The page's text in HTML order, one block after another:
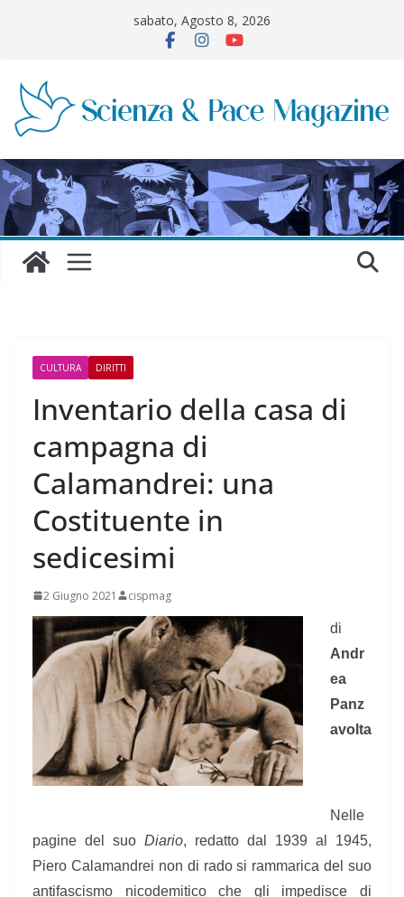
sabato, Agosto 8, 2026
CULTURA DIRITTI
​Inventario della casa di
campagna di
Calamandrei: una
Costituente in
sedicesimi
2 Giugno 2021 cispmag
di
Andr
ea
Panz
avolta
Nelle
pagine del suo Diario, redatto dal 1939 al 1945,
Piero Calamandrei non di rado si rammarica del suo
antifascismo nicodemitico che gli impedisce di